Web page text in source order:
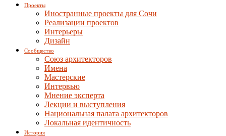
Проекты
Иностранные проекты для Сочи
Реализации проектов
Интерьеры
Дизайн
Сообщество
Союз архитекторов
Имена
Мастерские
Интервью
Мнение эксперта
Лекции и выступления
Национальная палата архитекторов
Локальная идентичность
История